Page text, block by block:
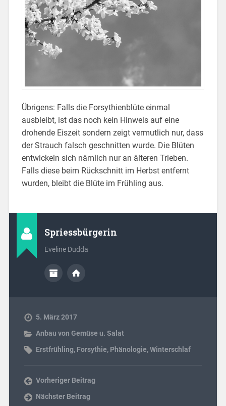
Übrigens: Falls die Forsythienblüte einmal
ausbleibt, ist das noch kein Hinweis auf eine
drohende Eiszeit sondern zeigt vermutlich nur, dass
der Strauch falsch geschnitten wurde. Die Blüten
entwickeln sich nämlich nur an älteren Trieben.
Falls diese beim Rückschnitt im Herbst entfernt
wurden, bleibt die Blüte im Frühling aus.
Spriessbürgerin
Eveline Dudda
5. März 2017
Anbau von Gemüse u. Salat
Erstfrühling, Forsythie, Phänologie,Winterschlaf
Vorheriger Beitrag
Nächster Beitrag